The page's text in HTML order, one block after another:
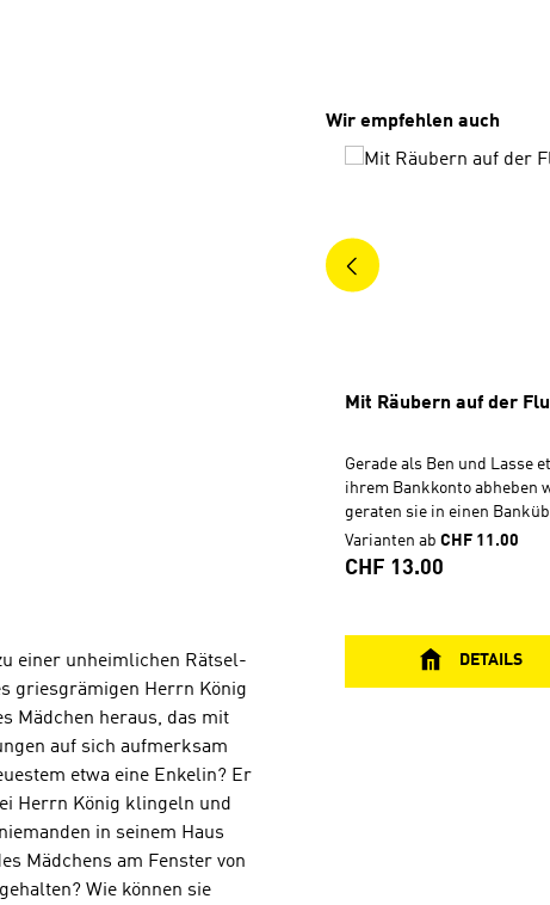
einer unheimlichen Rätsel-
griesgrämigen Herrn König
Mädchen heraus, das mit
auf sich aufmerksam
etwa eine Enkelin? Er
Herrn König klingeln und
in seinem Haus
Mädchens am Fenster von
Wie können sie
Produktgalerie
Wir empfehlen auch
Mit Räubern auf der
Gerade als Ben und Lasse
ihrem Bankkonto abheben
geraten sie in einen
bewaffneten Bankräuber
Bankkunden zu
noch Ben und Lasse als
starten eine
Varianten ab CHF 11.00
Regulärer Preis:
CHF 13.00
DETAILS